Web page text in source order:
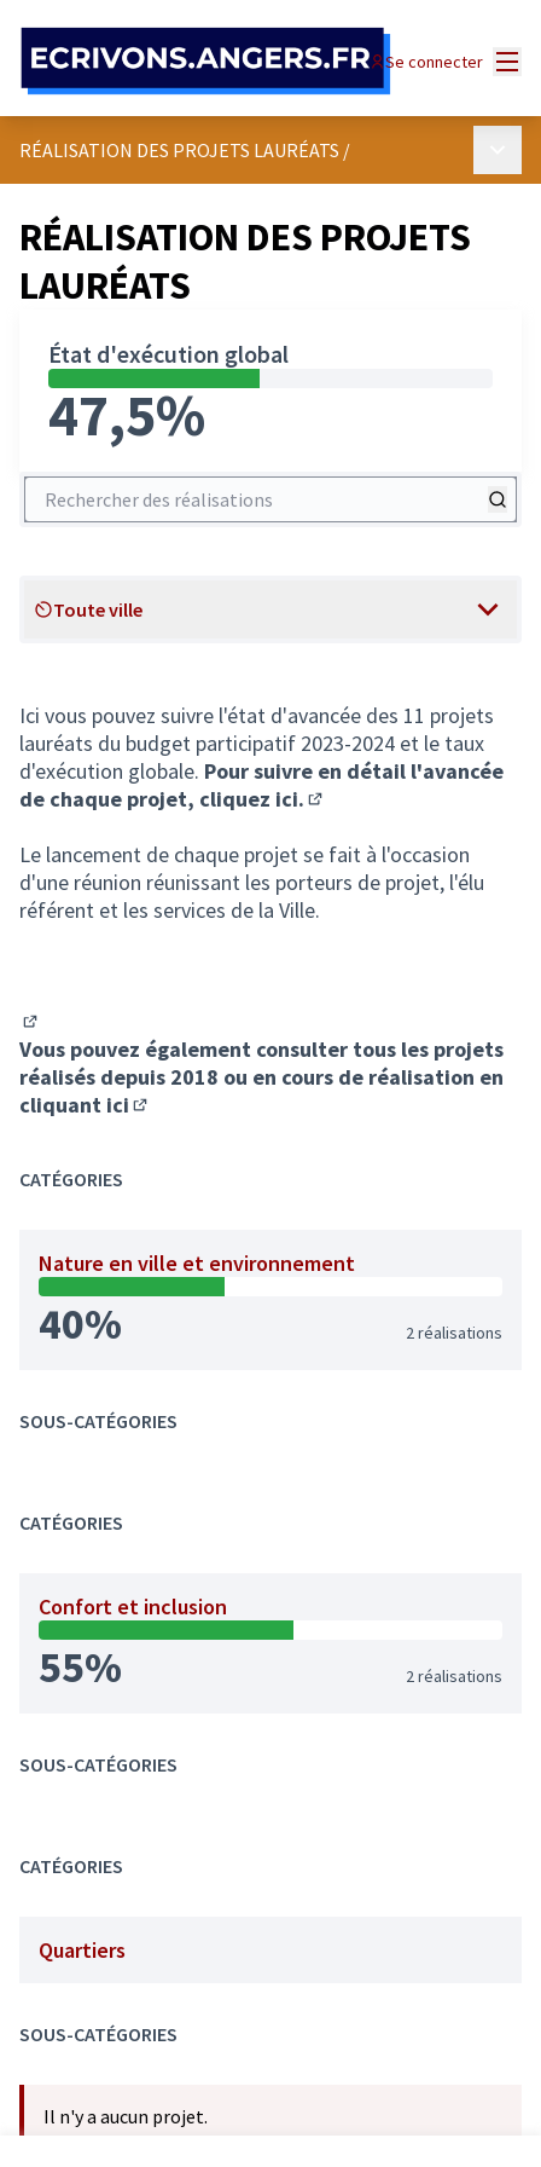
Se connecter
RÉALISATION DES PROJETS LAURÉATS /
RÉALISATION DES PROJETS
LAURÉATS
État d'exécution global
47,5%
Rechercher des réalisations
Scope
Toute ville
Ici vous pouvez suivre l'état d'avancée des 11 projets
lauréats du budget participatif 2023-2024 et le taux
d'exécution globale. Pour suivre en détail l'avancée
de chaque projet, cliquez ici.
Le lancement de chaque projet se fait à l'occasion
d'une réunion réunissant les porteurs de projet, l'élu
référent et les services de la Ville.
(S'ouvre dans un nouvel onglet)
Vous pouvez également consulter tous les projets
réalisés depuis 2018 ou en cours de réalisation en
cliquant ici
CATÉGORIES
Nature en ville et environnement
40% 2 réalisations
SOUS-CATÉGORIES
CATÉGORIES
Confort et inclusion
55% 2 réalisations
SOUS-CATÉGORIES
CATÉGORIES
Quartiers
SOUS-CATÉGORIES
Il n'y a aucun projet.